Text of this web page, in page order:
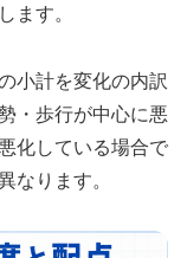
ます。
小計を変化の内訳
・歩行が中心に悪
化している場合で
なります。